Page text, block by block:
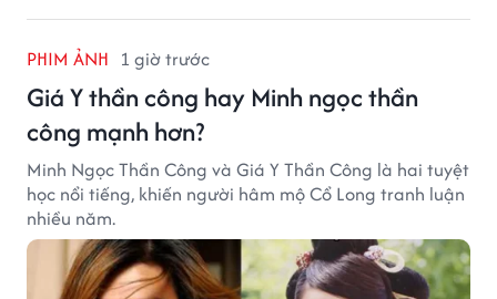
PHIM ẢNH 1 giờ trước
Giá Y thần công hay Minh ngọc thần
công mạnh hơn?
Minh Ngọc Thần Công và Giá Y Thần Công là hai tuyệt
học nổi tiếng, khiến người hâm mộ Cổ Long tranh luận
nhiều năm.